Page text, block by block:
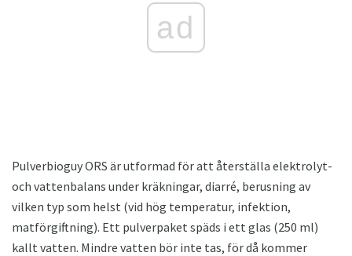
ad
Pulverbioguy ORS är utformad för att återställa elektrolyt-
och vattenbalans under kräkningar, diarré, berusning av
vilken typ som helst (vid hög temperatur, infektion,
matförgiftning). Ett pulverpaket späds i ett glas (250 ml)
kallt vatten. Mindre vatten bör inte tas, för då kommer